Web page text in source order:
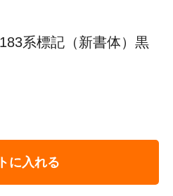
系標記（新書体）黒
に入れる